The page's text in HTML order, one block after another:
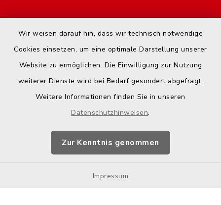
Wir weisen darauf hin, dass wir technisch notwendige
Cookies einsetzen, um eine optimale Darstellung unserer
Website zu ermöglichen. Die Einwilligung zur Nutzung
weiterer Dienste wird bei Bedarf gesondert abgefragt.
Weitere Informationen finden Sie in unseren
Datenschutzhinweisen.
Zur Kenntnis genommen
Impressum
Kontakt
Datenschutz
Sitemap